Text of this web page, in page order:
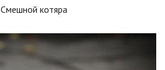
Смешной котяра